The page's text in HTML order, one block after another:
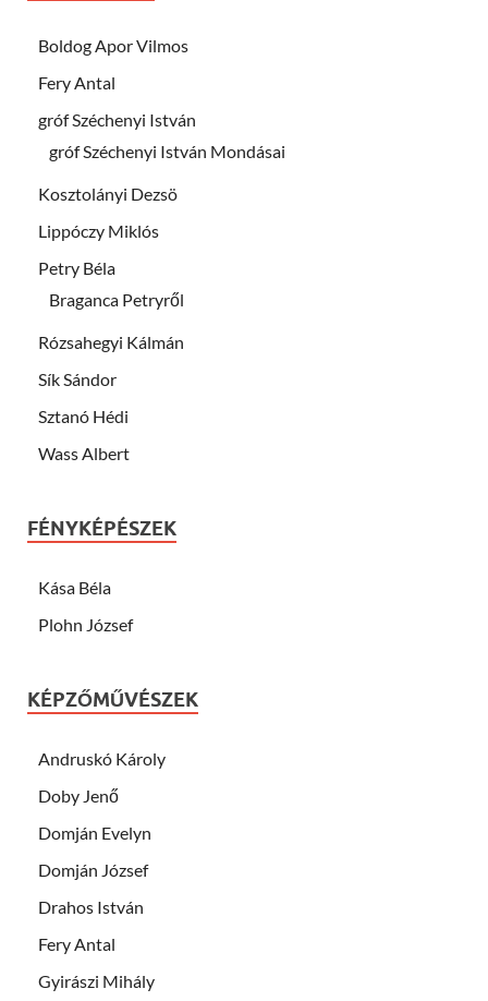
Boldog Apor Vilmos
Fery Antal
gróf Széchenyi István
gróf Széchenyi István Mondásai
Kosztolányi Dezsö
Lippóczy Miklós
Petry Béla
Braganca Petryről
Rózsahegyi Kálmán
Sík Sándor
Sztanó Hédi
Wass Albert
FÉNYKÉPÉSZEK
Kása Béla
Plohn József
KÉPZŐMŰVÉSZEK
Andruskó Károly
Doby Jenő
Domján Evelyn
Domján József
Drahos István
Fery Antal
Gyirászi Mihály